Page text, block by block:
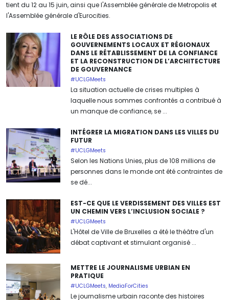
tient du 12 au 15 juin, ainsi que l'Assemblée générale de Metropolis et
l'Assemblée générale d'Eurocities.
LE RÔLE DES ASSOCIATIONS DE
GOUVERNEMENTS LOCAUX ET RÉGIONAUX
DANS LE RÉTABLISSEMENT DE LA CONFIANCE
ET LA RECONSTRUCTION DE L’ARCHITECTURE
DE GOUVERNANCE
#UCLGMeets
La situation actuelle de crises multiples à
laquelle nous sommes confrontés a contribué à
un manque de confiance, se ...
INTÉGRER LA MIGRATION DANS LES VILLES DU
FUTUR
#UCLGMeets
Selon les Nations Unies, plus de 108 millions de
personnes dans le monde ont été contraintes de
se dé...
EST-CE QUE LE VERDISSEMENT DES VILLES EST
UN CHEMIN VERS L’INCLUSION SOCIALE ?
#UCLGMeets
L'Hôtel de Ville de Bruxelles a été le théâtre d'un
débat captivant et stimulant organisé ...
METTRE LE JOURNALISME URBIAN EN
PRATIQUE
#UCLGMeets, MediaForCities
Le journalisme urbain raconte des histoires